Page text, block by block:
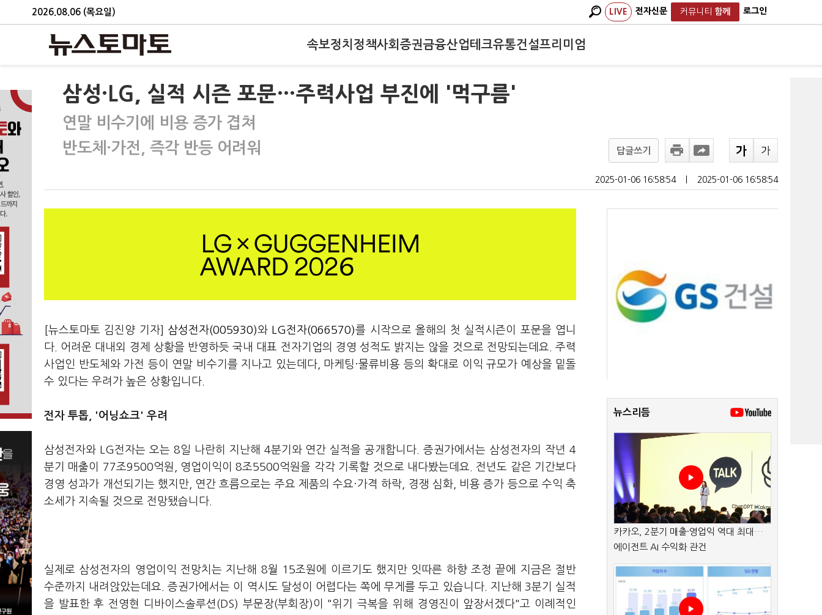
2026.08.06 (목요일) LIVE 전자신문 커뮤니티 함께 로그인
속보정치 정책사회 증권금융산업테크유통건설프리미엄
삼성·LG, 실적 시즌 포문…주력사업 부진에 '먹구름'
연말 비수기에 비용 증가 겹쳐
반도체·가전, 즉각 반등 어려워
답글쓰기
2025-01-06 16:58:54 2025-01-06 16:58:54
[뉴스토마토 김진양 기자] 삼성전자(005930)와 LG전자(066570)를 시작으로 올해의 첫 실적시즌이 포문을 엽니
다. 어려운 대내외 경제 상황을 반영하듯 국내 대표 전자기업의 경영 성적도 밝지는 않을 것으로 전망되는데요. 주력
사업인 반도체와 가전 등이 연말 비수기를 지나고 있는데다, 마케팅·물류비용 등의 확대로 이익 규모가 예상을 밑돌
수 있다는 우려가 높은 상황입니다.
전자 투톱, '어닝쇼크' 우려
삼성전자와 LG전자는 오는 8일 나란히 지난해 4분기와 연간 실적을 공개합니다. 증권가에서는 삼성전자의 작년 4
분기 매출이 77조9500억원, 영업이익이 8조5500억원을 각각 기록할 것으로 내다봤는데요. 전년도 같은 기간보다
경영 성과가 개선되기는 했지만, 연간 흐름으로는 주요 제품의 수요·가격 하락, 경쟁 심화, 비용 증가 등으로 수익 축
소세가 지속될 것으로 전망됐습니다.
실제로 삼성전자의 영업이익 전망치는 지난해 8월 15조원에 이르기도 했지만 잇따른 하향 조정 끝에 지금은 절반
수준까지 내려앉았는데요. 증권가에서는 이 역시도 달성이 어렵다는 쪽에 무게를 두고 있습니다. 지난해 3분기 실적
을 발표한 후 전영현 디바이스솔루션(DS) 부문장(부회장)이 "위기 극복을 위해 경영진이 앞장서겠다"고 이례적인
뉴스리듬
카카오, 2분기 매출·영업익 역대 최대…
에이전트 AI 수익화 관건